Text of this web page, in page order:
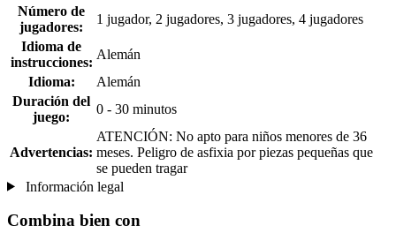
Número de
jugadores:
1 jugador, 2 jugadores, 3 jugadores, 4 jugadores
Idioma de
instrucciones:
Alemán
Idioma:
Alemán
Duración del
juego:
0 - 30 minutos
Advertencias:
ATENCIÓN: No apto para niños menores de 36
meses. Peligro de asfixia por piezas pequeñas que
se pueden tragar
Información legal
Combina bien con